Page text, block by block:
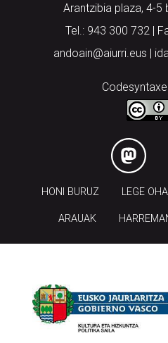
Arantzibia plaza, 4-5
Tel.: 943 300 732 |
andoain@aiurri.eus |
HONI BURUZ LEGE
ARAUAK